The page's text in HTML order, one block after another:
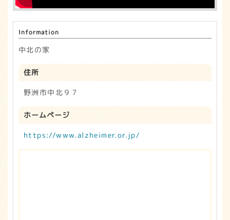
Information
中北の家
住所
野洲市中北９７
ホームページ
https://www.alzheimer.or.jp/